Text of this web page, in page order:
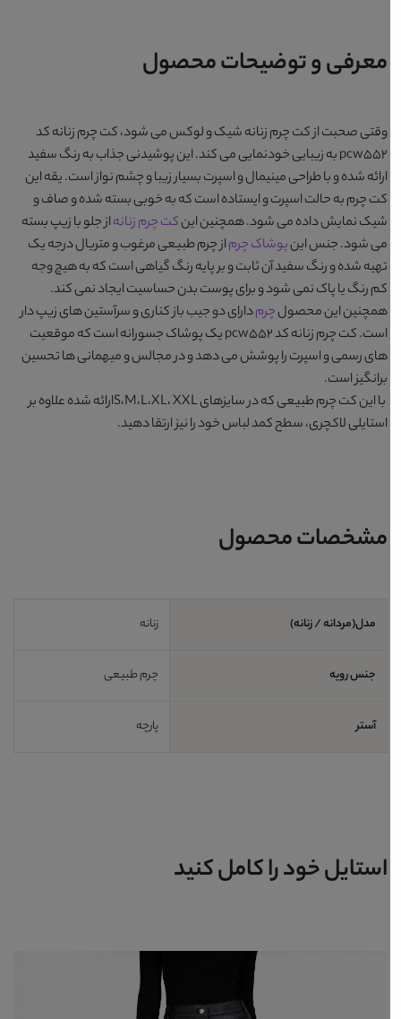
معرفی و توضیحات محصول
وقتی صحبت از کت چرم زنانه شیک و لوکس می شود،کت چرم زنانه کد
pcw552به زیبایی خودنمایی می کند. این پوشیدنی جذاب به رنگ سفید
ارائه شده و با طراحی مینیمال و اسپرت بسیار زیبا و چشم نواز است. یقه این
کت چرم به حالت اسپرت و ایستاده است که به خوبی بسته شده و صاف و
شیک نمایش داده می شود. همچنین اینکت چرم زنانهاز جلو با زیپ بسته
می شود. جنس اینپوشاک چرماز چرم طبیعی مرغوب و متریال درجه یک
تهیه شده و رنگ سفید آن ثابت و بر پایه رنگ گیاهی است که به هیچ وجه
کم رنگ یا پاک نمی شود و برای پوست بدن حساسیت ایجاد نمی کند.
همچنین این محصولچرمدارای دو جیب باز کناری و سرآستین های زیپ دار
است.کت چرم زنانه کد pcw552
یک پوشاک جسورانه است که موقعیت
های رسمی و اسپرت را پوشش می دهد و در مجالس و میهمانی ها تحسین
برانگیز است.
با این کت چرم طبیعی که در سایزهای S،M،L،XL، XXLارائه شده علاوه بر
استایلی لاکچری، سطح کمد لباس خود را نیز ارتقا دهید.
مشخصات محصول
مدل(مردانه / زنانه) زنانه
جنس رویه چرم طبیعی
آستر پارچه
استایل خود را کامل کنید